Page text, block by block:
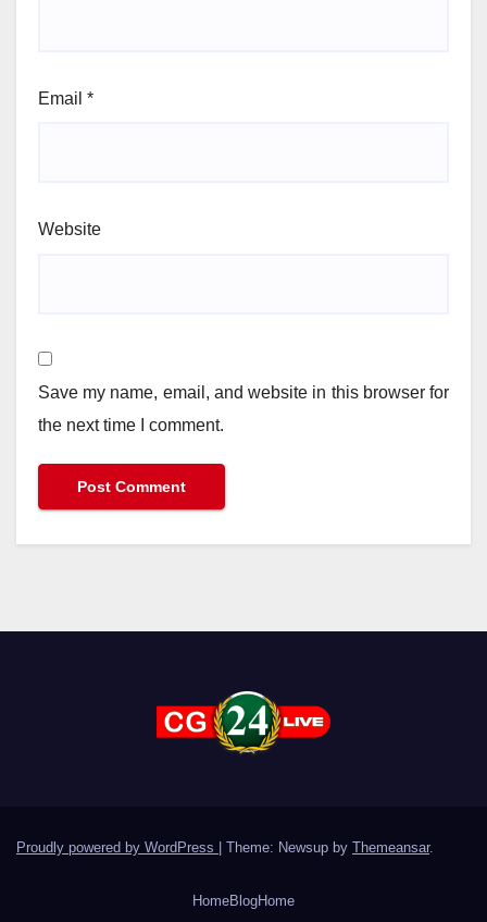
Email *
Website
Save my name, email, and website in this browser for
the next time I comment.
Proudly powered by WordPress Theme: Newsup by Themeansar.
HomeBlogHome